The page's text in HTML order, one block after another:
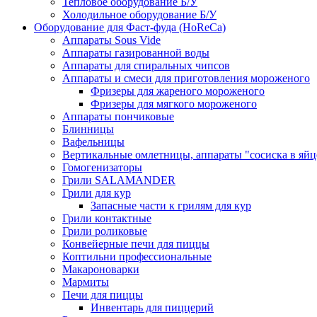
Холодильное оборудование Б/У
Оборудование для Фаст-фуда (HoReCa)
Аппараты Sous Vide
Аппараты газированной воды
Аппараты для спиральных чипсов
Аппараты и смеси для приготовления мороженого
Фризеры для жареного мороженого
Фризеры для мягкого мороженого
Аппараты пончиковые
Блинницы
Вафельницы
Вертикальные омлетницы, аппараты "сосиска в
Гомогенизаторы
Грили SALAMANDER
Грили для кур
Запасные части к грилям для кур
Грили контактные
Грили роликовые
Конвейерные печи для пиццы
Коптильни профессиональные
Макароноварки
Мармиты
Печи для пиццы
Инвентарь для пиццерий